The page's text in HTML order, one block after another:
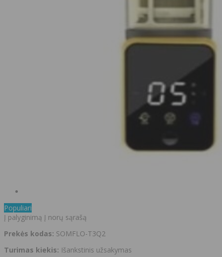
Populiari
Į palyginimą Į norų sąrašą
Prekės kodas: SOMFLO-T3Q2
Turimas kiekis: Išankstinis užsakymas